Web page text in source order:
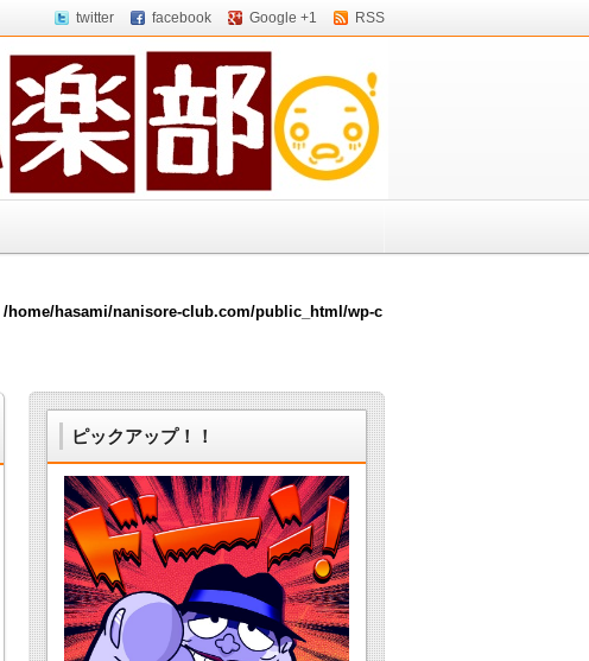
twitter facebook Google +1 RSS
/home/hasami/nanisore-club.com/public_html/wp-c
ピックアップ！！